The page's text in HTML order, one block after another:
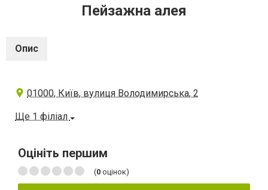
Пейзажна алея
Опис
01000, Київ, вулиця Володимирська, 2
Ще 1 філіал
Оцініть першим
(0 оцінок)